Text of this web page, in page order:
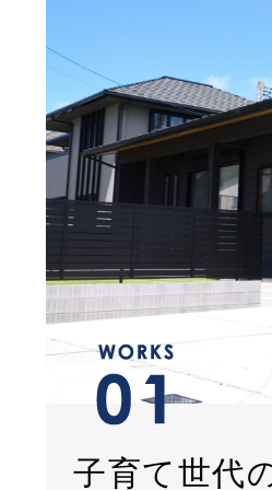
子育て世代